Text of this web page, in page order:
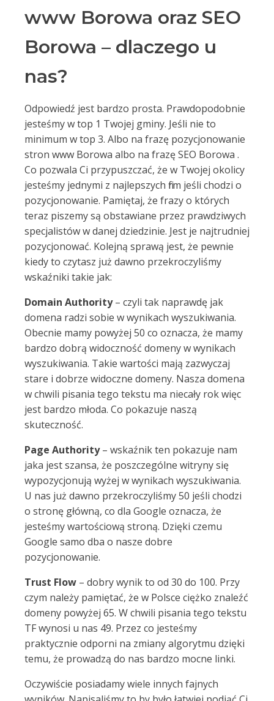
www Borowa oraz SEO
Borowa – dlaczego u
nas?
Odpowiedź jest bardzo prosta. Prawdopodobnie
jesteśmy w top 1 Twojej gminy. Jeśli nie to
minimum w top 3. Albo na frazę pozycjonowanie
stron www Borowa albo na frazę SEO Borowa .
Co pozwala Ci przypuszczać, że w Twojej okolicy
jesteśmy jednymi z najlepszych firm jeśli chodzi o
pozycjonowanie. Pamiętaj, że frazy o których
teraz piszemy są obstawiane przez prawdziwych
specjalistów w danej dziedzinie. Jest je najtrudniej
pozycjonować. Kolejną sprawą jest, że pewnie
kiedy to czytasz już dawno przekroczyliśmy
wskaźniki takie jak:
Domain Authority– czyli tak naprawdę jak
domena radzi sobie w wynikach wyszukiwania.
Obecnie mamy powyżej 50 co oznacza, że mamy
bardzo dobrą widoczność domeny w wynikach
wyszukiwania. Takie wartości mają zazwyczaj
stare i dobrze widoczne domeny. Nasza domena
w chwili pisania tego tekstu ma niecały rok więc
jest bardzo młoda. Co pokazuje naszą
skuteczność.
Page Authority– wskaźnik ten pokazuje nam
jaka jest szansa, że poszczególne witryny się
wypozycjonują wyżej w wynikach wyszukiwania.
U nas już dawno przekroczyliśmy 50 jeśli chodzi
o stronę główną, co dla Google oznacza, że
jesteśmy wartościową stroną. Dzięki czemu
Google samo dba o nasze dobre
pozycjonowanie.
Trust Flow – dobry wynik to od 30 do 100. Przy
czym należy pamiętać, że w Polsce ciężko znaleźć
domeny powyżej 65. W chwili pisania tego tekstu
TF wynosi u nas 49. Przez co jesteśmy
praktycznie odporni na zmiany algorytmu dzięki
temu, że prowadzą do nas bardzo mocne linki.
Oczywiście posiadamy wiele innych fajnych